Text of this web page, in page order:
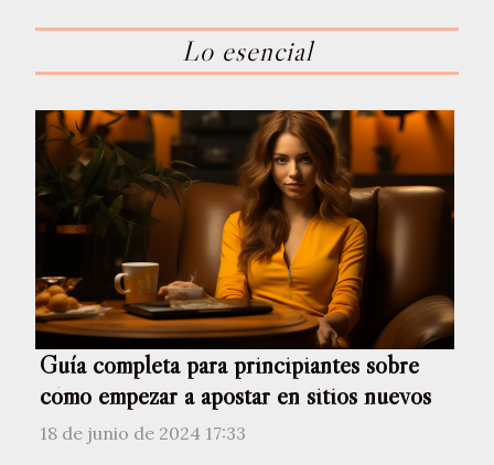
Lo esencial
Guía completa para principiantes sobre
cómo empezar a apostar en sitios nuevos
18 de junio de 2024 17:33